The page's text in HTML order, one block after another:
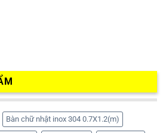
Bàn chữ nhật inox 304 0.7X1.2(m)